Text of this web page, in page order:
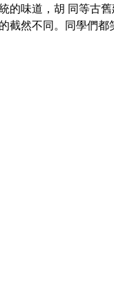
的味道，胡 同等古
截然不同。同學們都